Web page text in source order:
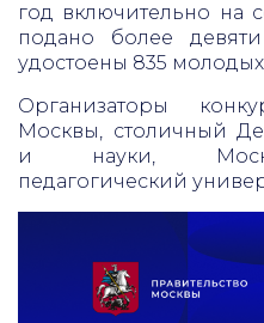
год включительно на
подано более
удостоены 835
Организаторы
Москвы, столичный
и науки,
педагогический